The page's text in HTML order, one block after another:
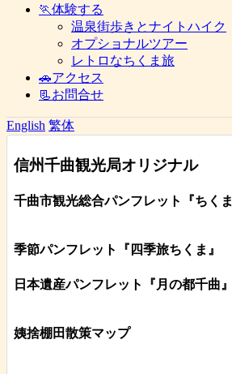
🏃体験する
温泉街歩きとナイトハイク
オプショナルツアー
レトロなちくま旅
🚗アクセス
📃お問合せ
English 繁体
信州千曲観光局オリジナル
千曲市観光総合パンフレット 『ちくま
季節パンフレット『四季旅ちくま』
日本遺産パンフレット 『月の都千曲 』
姨捨棚田散策マップ